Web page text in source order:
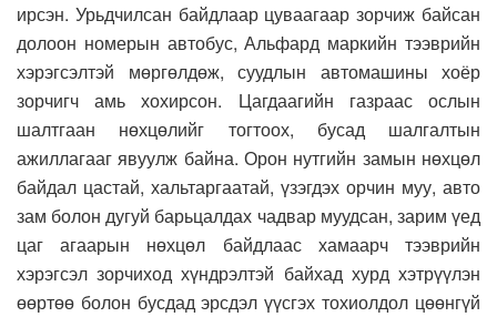
ирсэн. Урьдчилсан байдлаар цуваагаар зорчиж байсан
долоон номерын автобус, Альфард маркийн тээврийн
хэрэгсэлтэй мөргөлдөж, суудлын автомашины хоёр
зорчигч амь хохирсон. Цагдаагийн газраас ослын
шалтгаан нөхцөлийг тогтоох, бусад шалгалтын
ажиллагааг явуулж байна. Орон нутгийн замын нөхцөл
байдал цастай, хальтаргаатай, үзэгдэх орчин муу, авто
зам болон дугуй барьцалдах чадвар муудсан, зарим үед
цаг агаарын нөхцөл байдлаас хамаарч тээврийн
хэрэгсэл зорчиход хүндрэлтэй байхад хурд хэтрүүлэн
өөртөө болон бусдад эрсдэл үүсгэх тохиолдол цөөнгүй